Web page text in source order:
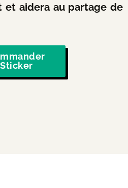
et aidera au partage de
Sticker